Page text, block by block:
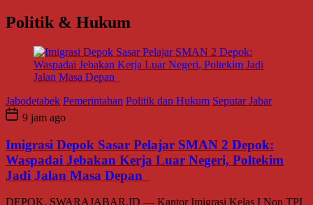
Politik & Hukum
Jabodetabek Pemerintahan Politik dan Hukum Seputar Jabar
9 jam ago
Imigrasi Depok Sasar Pelajar SMAN 2 Depok:
Waspadai Jebakan Kerja Luar Negeri, Poltekim
Jadi Jalan Masa Depan
DEPOK, SWARAJABAR.ID — Kantor Imigrasi Kelas I Non TPI